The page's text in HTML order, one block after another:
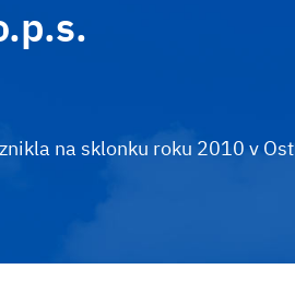
na sklonku roku 2010 v